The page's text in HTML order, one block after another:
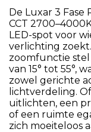
De Luxar 3 Fase
CCT
LED-spot voor
verlichting
zoomfunctie
van 15° tot 55°,
zowel gerichte
lichtverdeling.
uitlichten, een
of een ruimte
zich moeiteloos